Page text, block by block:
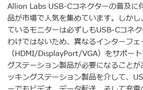
Allion Labs USB-Cコネクターの普及に
品が市場で人気を集めています。しか
ているモニターは必ずしもUSB-Cコネ
わけではないため、異なるインターフェ
（HDMI/DisplayPort/VGA）をサポー
グステーション製品が必要になること
ッキングステーション製品を介して、